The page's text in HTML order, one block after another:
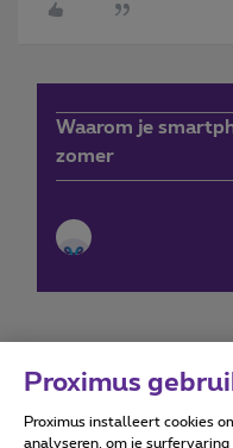
Waarom je
zomer
Proximus
Proximus installeert cookies
analyseren, om je